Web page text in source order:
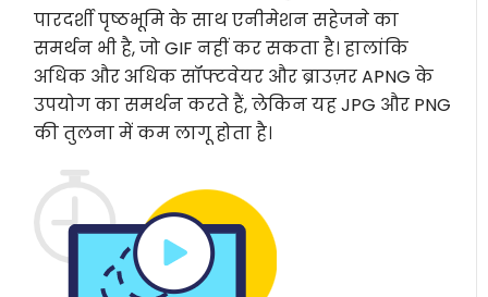
पारदर्शी पृष्ठभूमि के साथ एनीमेशन सहेजने का
समर्थन भी है, जो GIF नहीं कर सकता है। हालांकि
अधिक और अधिक सॉफ्टवेयर और ब्राउज़र APNG के
उपयोग का समर्थन करते हैं, लेकिन यह JPG और PNG
की तुलना में कम लागू होता है।